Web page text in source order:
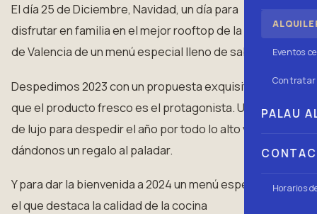
Eventos
Contratar
PALAU
Horarios
El día 25 de Diciembre, Navidad, un día para
disfrutar en familia en el mejor rooftop de la ciudad
de Valencia de un menú especial lleno de sabor.
Despedimos 2023 con un propuesta exquisita en la
que el producto fresco es el protagonista. Un menú
de lujo para despedir el año por todo lo alto y
dándonos un regalo al paladar.
Y para dar la bienvenida a 2024 un menú especial en
el que destaca la calidad de la cocina